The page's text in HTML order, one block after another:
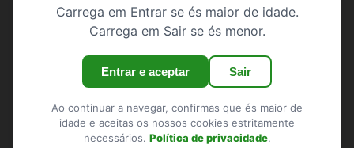
Carrega em Entrar se és maior de idade.
Carrega em Sair se és menor.
Entrar e aceptar Sair
Ao continuar a navegar, confirmas que és maior de
idade e aceitas os nossos cookies estritamente
necessários. Política de privacidade.
Todas as cidades
Mostrar o mapa